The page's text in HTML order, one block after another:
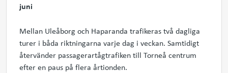
juni
Mellan Uleåborg och Haparanda trafikeras två dagliga
turer i båda riktningarna varje dag i veckan. Samtidigt
återvänder passagerartågtrafiken till Torneå centrum
efter en paus på flera årtionden.